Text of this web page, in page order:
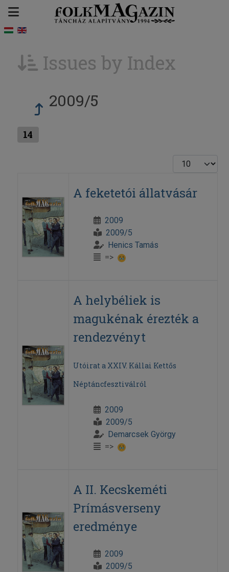
Issues by Index
2009/5
14
Display #
A feketetói állatvásár
2009
2009/5
Henics Tamás
=>
A helybéliek is
magukénak érezték a
rendezvényt
Utóirat a XXIV. Kállai Kettős
Néptáncfesztiválról
2009
2009/5
Demarcsek György
=>
A II. Kecskeméti
Prímásverseny
eredménye
2009
2009/5